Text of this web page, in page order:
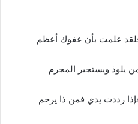
علمت بأن عفوك أعظم
يلوذ ويستجير المجرم
رددت يدي فمن ذا يرحم